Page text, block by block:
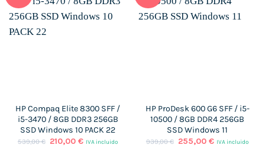
HP Compaq Elite 8300 SFF /
i5-3470 / 8GB DDR3 256GB
SSD Windows 10 PACK 22
539,00€ El
210,00€ElIVA incluido
HP ProDesk 600 G6 SFF / i5-
10500 / 8GB DDR4 256GB
SSD Windows 11
939,00€ El
255,00€ElIVA incluido